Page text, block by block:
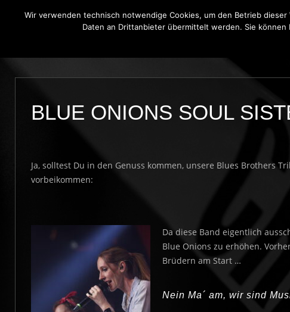
THE BLUE ONIONS BLUES
BLUE ONIONS SOUL
Ja, solltest Du in den Genuss kommen, unsere Blues Brothers
vorbeikommen:
Da diese Band eigentlich
Blue Onions zu erhöhen.
Brüdern am Start …
Nein Ma´ am, wir sind
Wir verwenden technisch notwendige Cookies, um den Betrieb
Daten an Drittanbieter übermittelt werden. Sie